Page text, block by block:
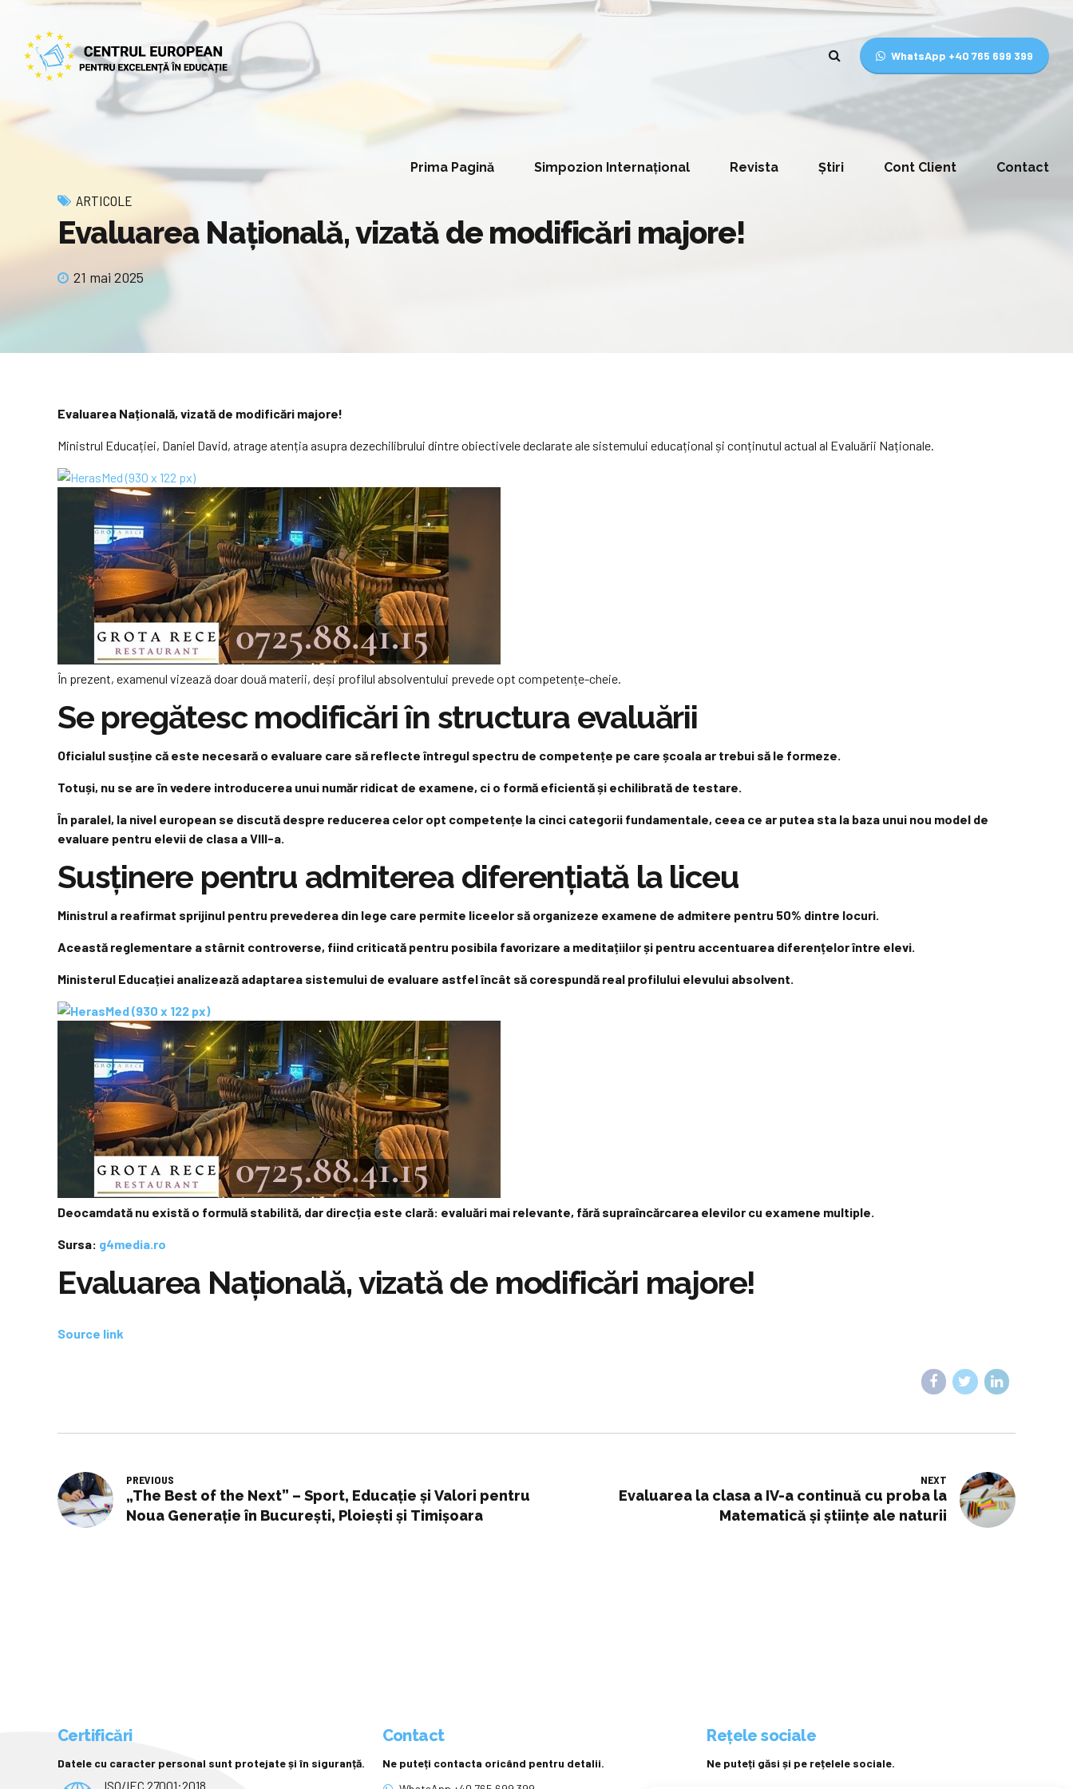
WhatsApp +40 765 699 399
Prima Pagină Simpozion Internațional Revista Știri Cont Client Contact
ARTICOLE
Evaluarea Națională, vizată de modificări majore!
21 mai 2025
Evaluarea Națională, vizată de modificări majore!
Ministrul Educației, Daniel David, atrage atenția asupra dezechilibrului dintre obiectivele declarate ale sistemului educațional și conținutul actual al Evaluării Naționale.
În prezent, examenul vizează doar două materii, deși profilul absolventului prevede opt competențe-cheie.
Se pregătesc modificări în structura evaluării
Oficialul susține că este necesară o evaluare care să reflecte întregul spectru de competențe pe care școala ar trebui să le formeze.
Totuși, nu se are în vedere introducerea unui număr ridicat de examene, ci o formă eficientă și echilibrată de testare.
În paralel, la nivel european se discută despre reducerea celor opt competențe la cinci categorii fundamentale, ceea ce ar putea sta la baza unui nou model de
evaluare pentru elevii de clasa a VIII-a.
Susținere pentru admiterea diferențiată la liceu
Ministrul a reafirmat sprijinul pentru prevederea din lege care permite liceelor să organizeze examene de admitere pentru 50% dintre locuri.
Această reglementare a stârnit controverse, fiind criticată pentru posibila favorizare a meditațiilor și pentru accentuarea diferențelor între elevi.
Ministerul Educației analizează adaptarea sistemului de evaluare astfel încât să corespundă real profilului elevului absolvent.
Deocamdată nu există o formulă stabilită, dar direcția este clară: evaluări mai relevante, fără supraîncărcarea elevilor cu examene multiple.
Sursa: g4media.ro
Evaluarea Națională, vizată de modificări majore!
Source link
PREVIOUS
„The Best of the Next” – Sport, Educaţie şi Valori pentru
Noua Generaţie în Bucureşti, Ploieşti şi Timişoara
NEXT
Evaluarea la clasa a IV-a continuă cu proba la
Matematică și științe ale naturii
Certificări
Datele cu caracter personal sunt protejate și în siguranță.
ISO/IEC 27001:2018
Contact
Ne puteți contacta oricând pentru detalii.
Rețele sociale
Ne puteți găsi și pe rețelele sociale.